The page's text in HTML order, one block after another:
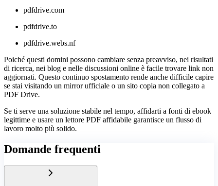
pdfdrive.com
pdfdrive.to
pdfdrive.webs.nf
Poiché questi domini possono cambiare senza preavviso, nei risultati
di ricerca, nei blog e nelle discussioni online è facile trovare link non
aggiornati. Questo continuo spostamento rende anche difficile capire
se stai visitando un mirror ufficiale o un sito copia non collegato a
PDF Drive.
Se ti serve una soluzione stabile nel tempo, affidarti a fonti di ebook
legittime e usare un lettore PDF affidabile garantisce un flusso di
lavoro molto più solido.
Domande frequenti